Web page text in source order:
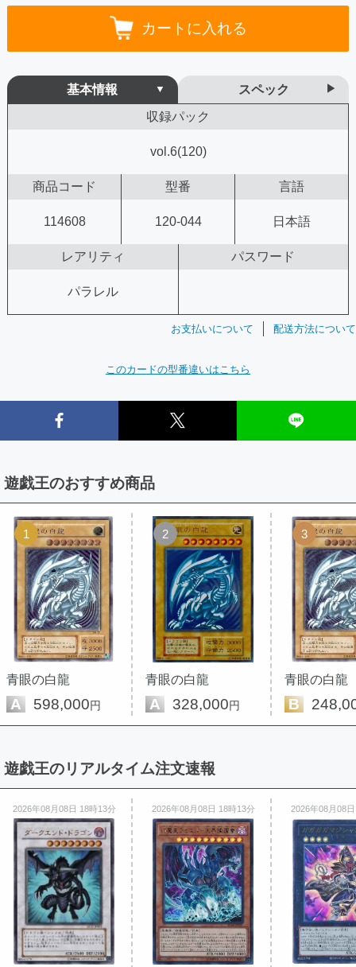
カートに入れる
基本情報
スペック
収録パック
vol.6(120)
商品コード 型番 言語
114608 120-044 日本語
レアリティ パスワード
パラレル
お支払いについて 配送方法について
このカードの型番違いはこちら
遊戯王のおすすめ商品
1
青眼の白龍
A 598,000円
2
青眼の白龍
A 328,000円
3
青眼の白龍
B
遊戯王のリアルタイム注文速報
2026年08月08日 18時13分 2026年08月08日 18時13分 2026年08月08